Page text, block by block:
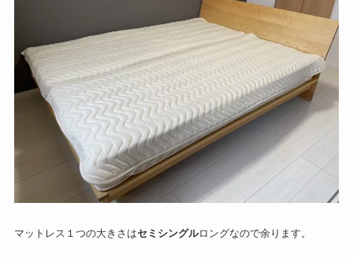
マットレス１つの大きさはセミシングルロングなので余ります。